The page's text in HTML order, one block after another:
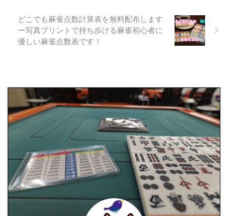
どこでも麻雀点数計算表を無料配布します
ー写真プリントで持ち歩ける麻雀初心者に
優しい麻雀点数表です！